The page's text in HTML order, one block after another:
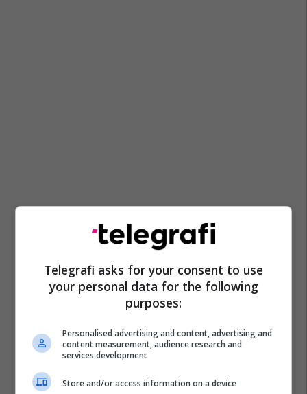
Telegrafi asks for your consent to use
your personal data for the following
purposes:
Personalised advertising and content, advertising and
content measurement, audience research and
services development
Store and/or access information on a device